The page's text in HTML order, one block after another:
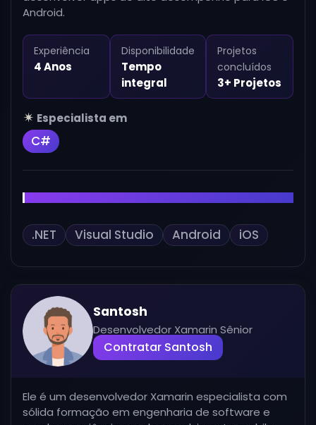
Android.
Experiência
4 Anos
Disponibilidade
Tempo
integral
Projetos
concluídos
3+ Projetos
Especialista em
C#
.NET Visual Studio Android iOS
Santosh
Desenvolvedor Xamarin Sênior
Contratar Santosh
Ele é um desenvolvedor Xamarin especialista com
sólida formação em engenharia de software e